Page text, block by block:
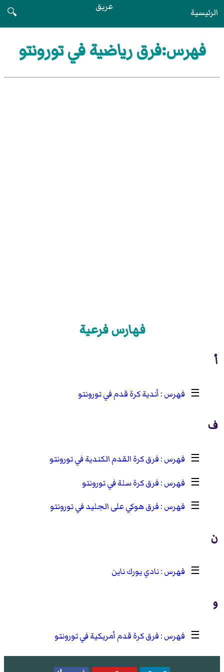
الرئيسية عريق
🔍
فهرس:فرق رياضية في تورونتو
فهارس فرعية
أ
☰ أندية كرة قدم في تورونتو
ف
☰
فرق كرة القدم الكندية في تورونتو
☰
فرق كرة سلة في تورونتو
☰
فرق هوكي على الجليد في تورونتو
ن
☰ نادي يورك ناين
و
☰ فرق كرة قدم أمريكية في تورونتو